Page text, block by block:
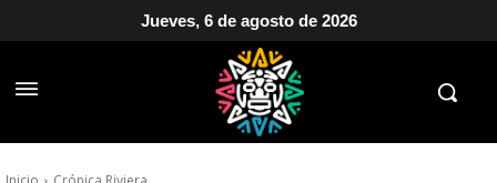
Jueves, 6 de agosto de 2026